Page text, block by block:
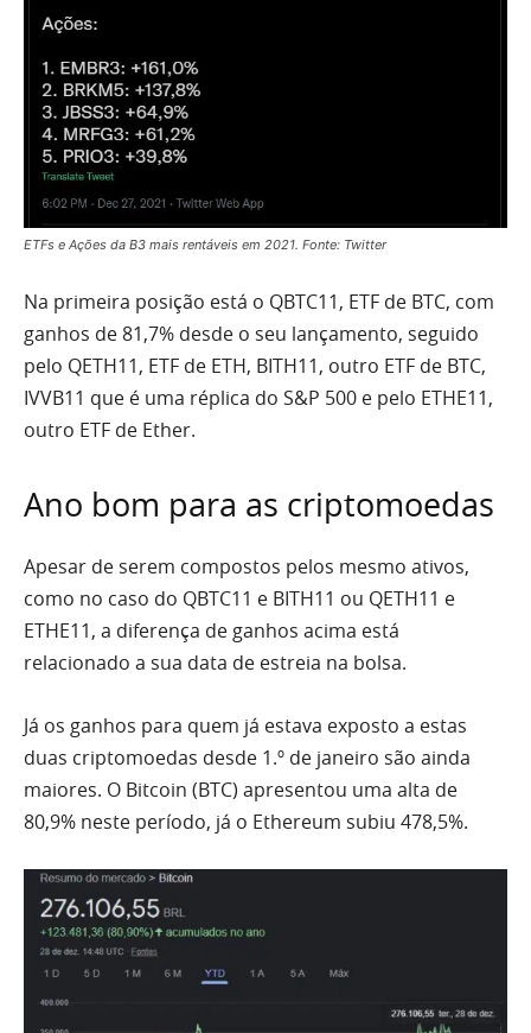
ETFs e Ações da B3 mais rentáveis em 2021. Fonte: Twitter
Na primeira posição está o QBTC11, ETF de BTC, com
ganhos de 81,7% desde o seu lançamento, seguido
pelo QETH11, ETF de ETH, BITH11, outro ETF de BTC,
IVVB11 que é uma réplica do S&P 500 e pelo ETHE11,
outro ETF de Ether.
Ano bom para as criptomoedas
Apesar de serem compostos pelos mesmo ativos,
como no caso do QBTC11 e BITH11 ou QETH11 e
ETHE11, a diferença de ganhos acima está
relacionado a sua data de estreia na bolsa.
Já os ganhos para quem já estava exposto a estas
duas criptomoedas desde 1.º de janeiro são ainda
maiores. O Bitcoin (BTC) apresentou uma alta de
80,9% neste período, já o Ethereum subiu 478,5%.